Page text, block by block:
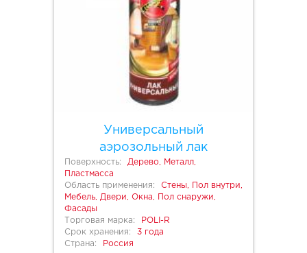
Универсальный
аэрозольный лак
Поверхность:
Дерево, Металл,
Пластмасса
Область применения:
Стены, Пол внутри,
Мебель, Двери, Окна, Пол снаружи,
Фасады
Торговая марка:
POLI-R
Срок хранения:
3 года
Страна:
Россия